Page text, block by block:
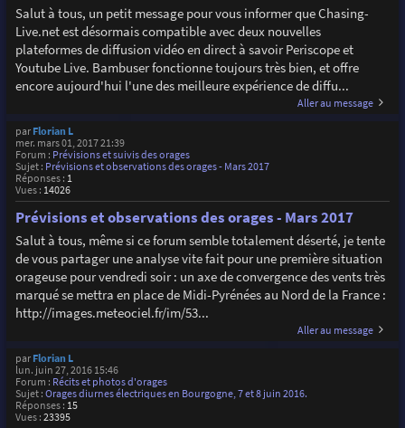
Salut à tous, un petit message pour vous informer que Chasing-
Live.net est désormais compatible avec deux nouvelles
plateformes de diffusion vidéo en direct à savoir Periscope et
Youtube Live. Bambuser fonctionne toujours très bien, et offre
encore aujourd'hui l'une des meilleure expérience de diffu...
Aller au message
par Florian L
mer. mars 01, 2017 21:39
Forum : Prévisions et suivis des orages
Sujet : Prévisions et observations des orages - Mars 2017
Réponses : 1
Vues : 14026
Prévisions et observations des orages - Mars 2017
Salut à tous, même si ce forum semble totalement déserté, je tente
de vous partager une analyse vite fait pour une première situation
orageuse pour vendredi soir : un axe de convergence des vents très
marqué se mettra en place de Midi-Pyrénées au Nord de la France :
http://images.meteociel.fr/im/53...
Aller au message
par Florian L
lun. juin 27, 2016 15:46
Forum : Récits et photos d'orages
Sujet : Orages diurnes électriques en Bourgogne, 7 et 8 juin 2016.
Réponses : 15
Vues : 23395